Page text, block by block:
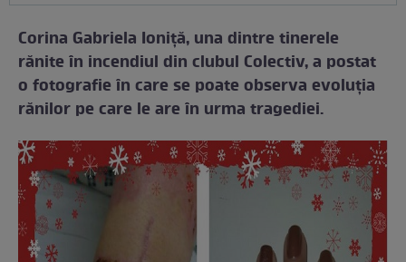
Corina Gabriela Ioniţă, una dintre tinerele
rănite în incendiul din clubul Colectiv, a postat
o fotografie în care se poate observa evoluţia
rănilor pe care le are în urma tragediei.